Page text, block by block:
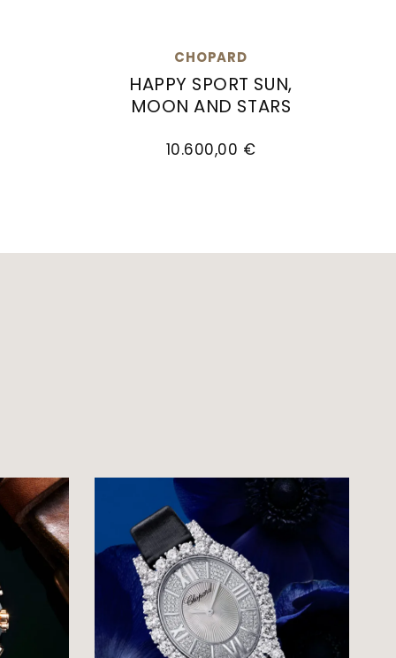
278602-6005, Preis: 21.000,00 €
CHOPARD
HAPPY SPORT SUN,
MOON AND STARS
10.600,00 €